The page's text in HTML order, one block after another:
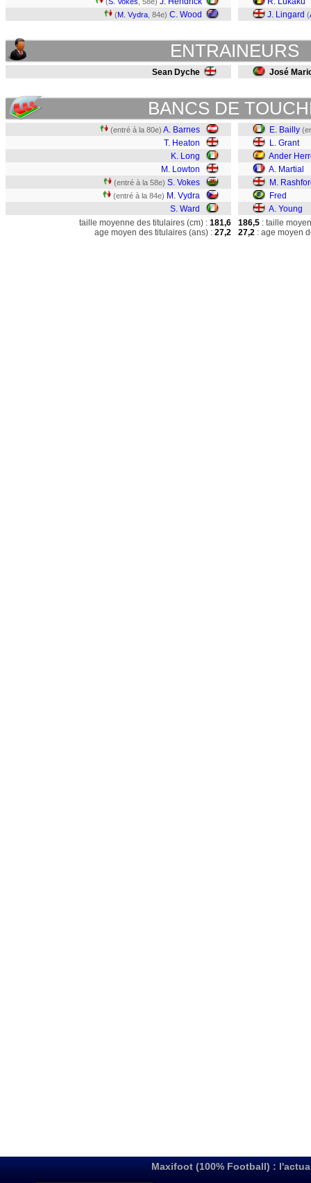
(M. Vydra , 84e) C. Wood
J. Lingard (
ENTRAINEURS
Sean Dyche José
BANCS DE
(entré à la 80e) A. Barnes
T. Heaton
K. Long
M. Lowton
(entré à la 58e) S. Vokes
(entré à la 84e) M. Vydra
S. Ward
E. Bailly
L. Grant
Ander
A. Martial
M.
Fred
A. Young
taille moyenne des titulaires (cm) : 181,6
age moyen des titulaires (ans) : 27,2
186,5 : taille
27,2 : age moyen
Maxifoot (100% Football) :